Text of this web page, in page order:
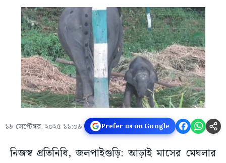
১৯ সেপ্টেম্বর, ২০২৫ ১১:০৯ Prefer us on Google
নিজস্ব প্রতিনিধি, জলপাইগুড়ি: আড়াই মাসের মেঘলার